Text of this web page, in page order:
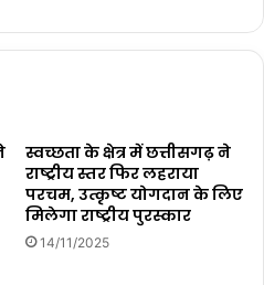
स्वच्छता के क्षेत्र में छत्तीसगढ़ ने
राष्ट्रीय स्तर फिर लहराया
परचम, उत्कृष्ट योगदान के लिए
मिलेगा राष्ट्रीय पुरस्कार
14/11/2025